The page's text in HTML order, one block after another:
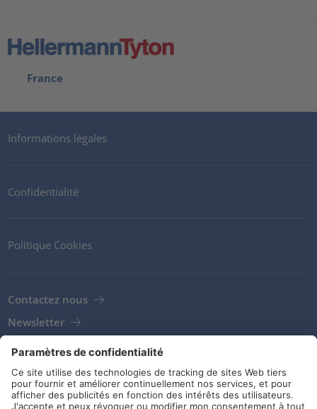
France
Informations légales
Confidentialité
Politique Cookies
Contactez nous
Newsletter
Clients
Fournisseurs